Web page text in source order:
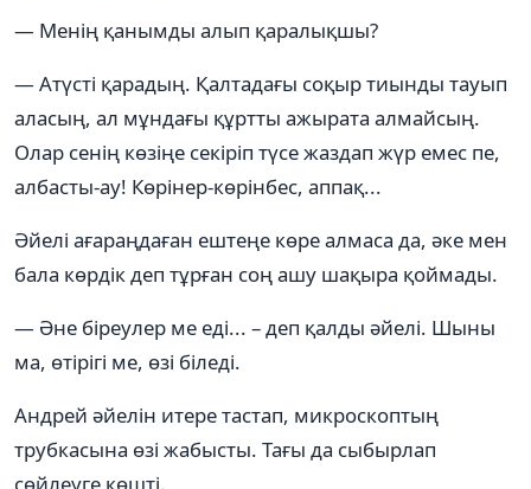
— Менің қанымды алып қаралықшы?
— Атүсті қарадың. Қалтадағы соқыр тиынды тауып
аласың, ал мұндағы құртты ажырата алмайсың.
Олар сенің көзіңе секіріп түсе жаздап жүр емес пе,
албасты-ау! Көрінер-көрінбес, аппақ...
Әйелі ағараңдаған ештеңе көре алмаса да, әке мен
бала көрдік деп тұрған соң ашу шақыра қоймады.
— Әне біреулер ме еді... – деп қалды әйелі. Шыны
ма, өтірігі ме, өзі біледі.
Андрей әйелін итере тастап, микроскоптың
трубкасына өзі жабысты. Тағы да сыбырлап
сөйлеуге көшті.